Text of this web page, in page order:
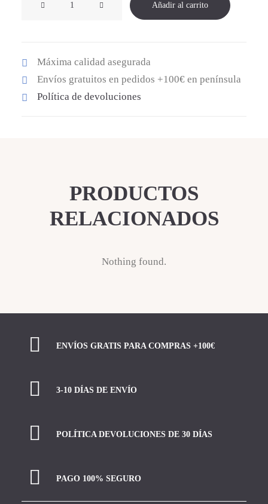
Añadir al carrito
Máxima calidad asegurada
Envíos gratuitos en pedidos +100€ en península
Política de devoluciones
PRODUCTOS
RELACIONADOS
Nothing found.
ENVÍOS GRATIS PARA COMPRAS +100€
3-10 DÍAS DE ENVÍO
POLÍTICA DEVOLUCIONES DE 30 DÍAS
PAGO 100% SEGURO